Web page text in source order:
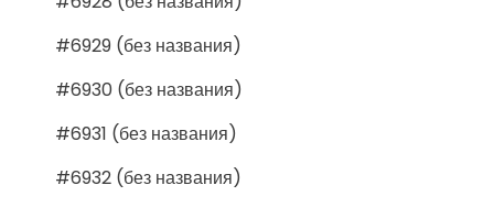
#6929 (без названия)
#6930 (без названия)
#6931 (без названия)
#6932 (без названия)